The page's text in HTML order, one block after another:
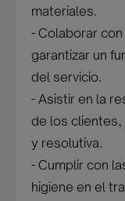
materiales.
- Colaborar
garantizar un
del servicio.
- Asistir en la
de los clientes,
y resolutiva.
- Cumplir con
higiene en el